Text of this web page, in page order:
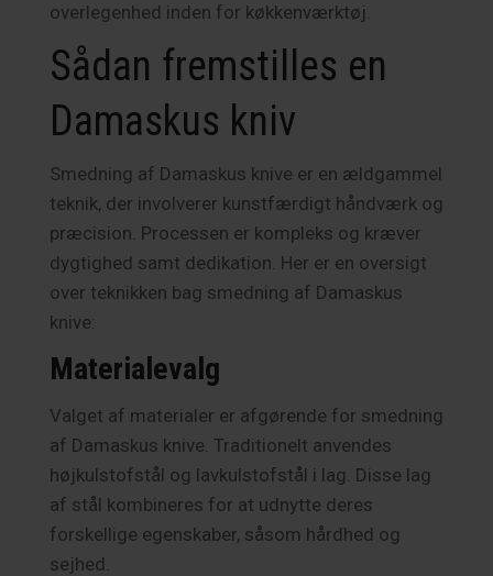
overlegenhed inden for køkkenværktøj.
Sådan fremstilles en
Damaskus kniv
Smedning af Damaskus knive er en ældgammel
teknik, der involverer kunstfærdigt håndværk og
præcision. Processen er kompleks og kræver
dygtighed samt dedikation. Her er en oversigt
over teknikken bag smedning af Damaskus
knive:
Materialevalg
Valget af materialer er afgørende for smedning
af Damaskus knive. Traditionelt anvendes
højkulstofstål og lavkulstofstål i lag. Disse lag
af stål kombineres for at udnytte deres
forskellige egenskaber, såsom hårdhed og
sejhed.